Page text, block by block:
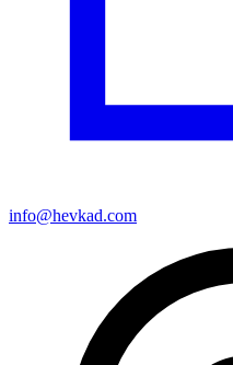
info@hevkad.com